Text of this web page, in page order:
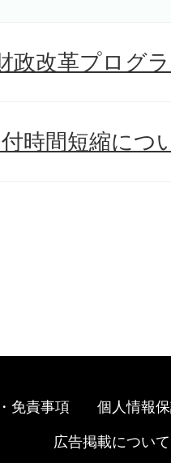
政改革プログ
時間短縮につ
免責事項 個人情報
広告掲載について